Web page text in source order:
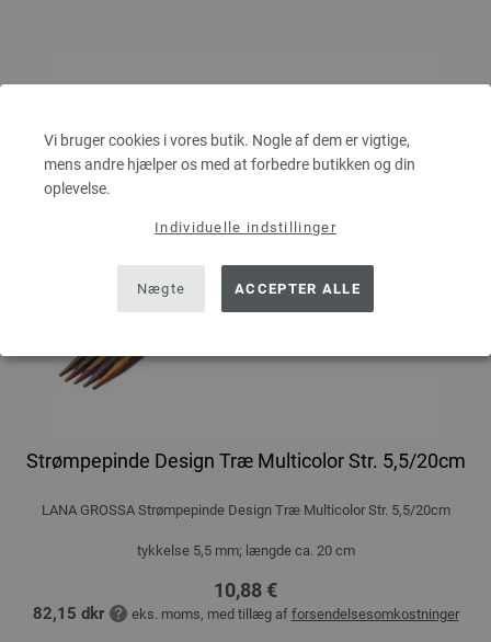
Vi bruger cookies i vores butik. Nogle af dem er vigtige,
mens andre hjælper os med at forbedre butikken og din
oplevelse.
Individuelle indstillinger
Nægte ACCEPTER ALLE
Strømpepinde Design Træ Multicolor Str. 5,5/20cm
LANA GROSSA Strømpepinde Design Træ Multicolor Str. 5,5/20cm
tykkelse 5,5 mm; længde ca. 20 cm
10,88 €
82,15 dkr eks. moms, med tillæg af forsendelsesomkostninger